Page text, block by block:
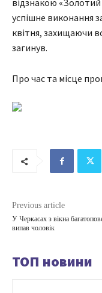
відзнакою «Золотий
успішне виконання
квітня, захищаючи
загинув.
Про час та місце
Previous article
У Черкасах з вікна
випав чоловік
ТОП новини